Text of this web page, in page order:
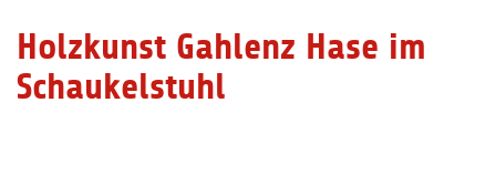
Holzkunst Gahlenz Hase im
Schaukelstuhl